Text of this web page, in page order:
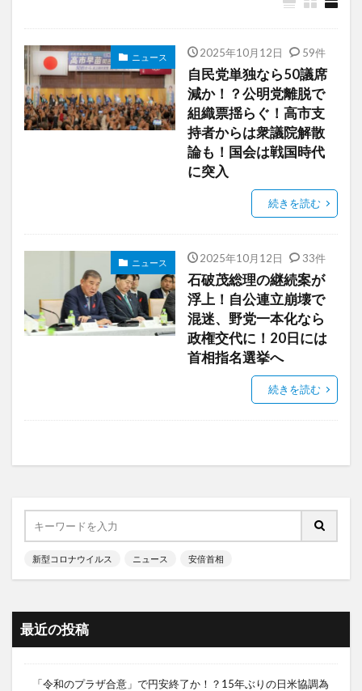
ニュース 2025年10月12日 59件
自民党単独なら50議席
減か！？公明党離脱で
組織票揺らぐ！高市支
持者からは衆議院解散
論も！国会は戦国時代
に突入
続きを読む
ニュース 2025年10月12日 33件
石破茂総理の継続案が
浮上！自公連立崩壊で
混迷、野党一本化なら
政権交代に！20日には
首相指名選挙へ
続きを読む
新型コロナウイルス ニュース 安倍首相
最近の投稿
「令和のプラザ合意」で円安終了か！？15年ぶりの日米協調為